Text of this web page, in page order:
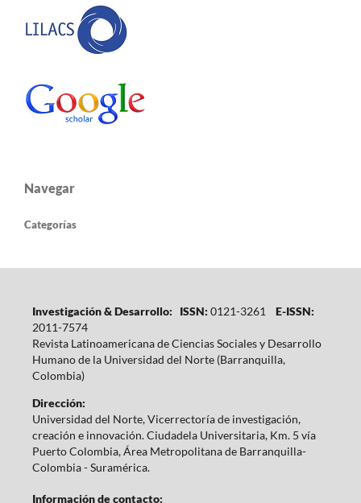
Navegar
Categorías
Investigación & Desarrollo: ISSN: 0121-3261
E-ISSN:
2011-7574
Revista Latinoamericana de Ciencias Sociales y Desarrollo
Humano de la Universidad del Norte (Barranquilla,
Colombia)
Dirección:
Universidad del Norte, Vicerrectoría de investigación,
creación e innovación. Ciudadela Universitaria, Km. 5 vía
Puerto Colombia, Área Metropolitana de Barranquilla-
Colombia - Suramérica.
Información de contacto: